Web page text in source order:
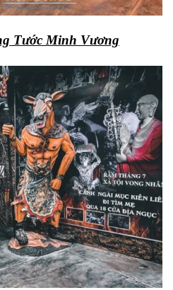
Tước Minh Vương